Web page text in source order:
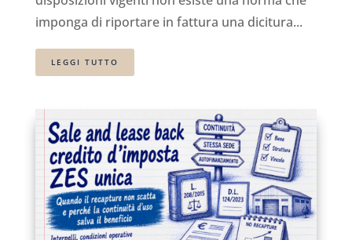
imponga di riportare in fattura una dicitura...
LEGGI TUTTO